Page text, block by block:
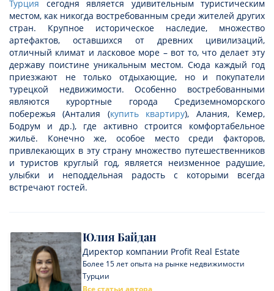
Турция сегодня является удивительным туристическим
местом, как никогда востребованным среди жителей других
стран. Крупное историческое наследие, множество
артефактов, оставшихся от древних цивилизаций,
отличный климат и ласковое море – вот то, что делает эту
державу поистине уникальным местом. Сюда каждый год
приезжают не только отдыхающие, но и покупатели
турецкой недвижимости. Особенно востребованными
являются курортные города Средиземноморского
побережья (Анталия (купить квартиру), Алания, Кемер,
Бодрум и др.), где активно строится комфортабельное
жильё. Конечно же, особое место среди факторов,
привлекающих в эту страну множество путешественников
и туристов круглый год, является неизменное радушие,
улыбки и неподдельная радость с которыми всегда
встречают гостей.
Юлия Байдан
Директор компании Profit Real Estate
Более 15 лет опыта на рынке недвижимости
Турции
Все статьи автора